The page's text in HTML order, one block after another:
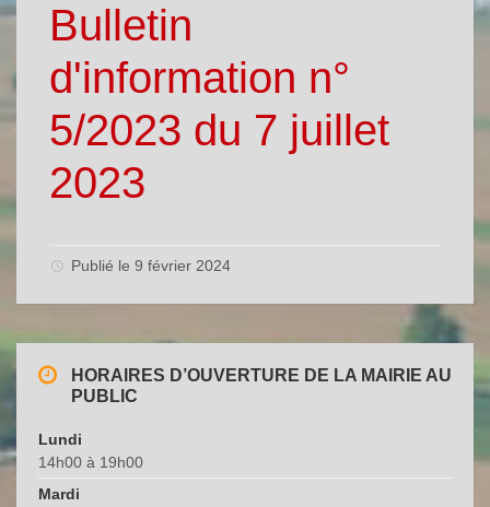
Bulletin
d'information n°
5/2023 du 7 juillet
2023
Publié le 9 février 2024
HORAIRES D’OUVERTURE DE LA MAIRIE AU
PUBLIC
Lundi
14h00 à 19h00
Mardi